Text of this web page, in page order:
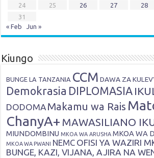
24
25 26 27 28
31
« Feb
Jun »
Kiungo
BUNGE LA TANZANIA CCM DAWA ZA
Demokrasia DIPLOMASIA
DODOMA Makamu wa Rais
ChanyA+ MAWASILIANO
MIUNDOMBINU MKOA WA ARUSHA MKOA WA
MKOA WA PWANI NEMC OFISI YA WAZIRI
BUNGE, KAZI, VIJANA, AJIRA NA